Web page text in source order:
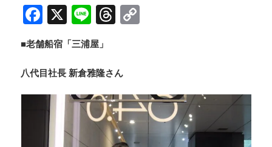
F
a
c
e
b
o
o
X Li
n
e
T
a
d
s
Li
n
k
■老舗船宿「三浦屋」
八代目社長 新倉雅隆さん